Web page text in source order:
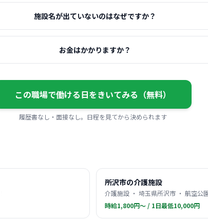
施設名が出ていないのはなぜですか？
お金はかかりますか？
この職場で働ける日をきいてみる（無料）
履歴書なし・面接なし。日程を見てから決められます
所沢市の介護施設
介護施設 ・ 埼玉県所沢市 ・ 航空公
時給1,800円〜 / 1日最低10,000円